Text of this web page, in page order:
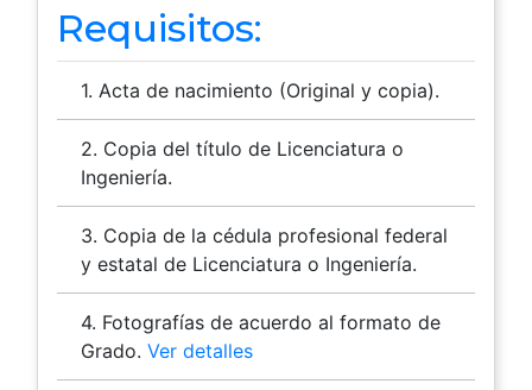
Requisitos:
1. Acta de nacimiento (Original y copia).
2. Copia del título de Licenciatura o
Ingeniería.
3. Copia de la cédula profesional federal
y estatal de Licenciatura o Ingeniería.
4. Fotografías de acuerdo al formato de
Grado. Ver detalles